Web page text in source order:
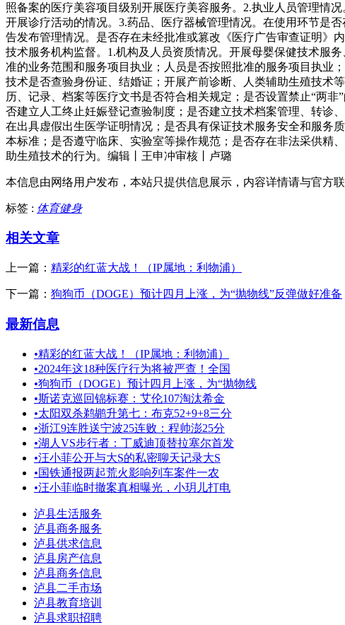
照备案的医疗美容项目级别开展医疗美容服务。2.执业人员管理情
开展诊疗活动的情况。3.药品、医疗器械管理情况。在使用环节是
告发布管理情况。是否存在未经批准或篡改《医疗广告审查证明》
技术服务机构监督。1.机构及人员资质情况。开展母婴保健技术服
准的业务范围和服务项目执业；人员是否按照批准的服务项目执业
技术是否查验身份证、结婚证；开展产前诊断、人类辅助生殖技术
历、记录、档案等医疗文书是否符合相关规定；是否设置禁止“两
否建立人工终止妊娠登记查验制度；是否建立技术档案管理、转诊
在出具虚假出生医学证明情况；是否具有保证技术服务安全和服务
本标准；是否遵守临床、实验室等操作规范；是否存在非法采供精
助生殖技术的行为。编辑丨王申冲审核丨卢璐
本信息由网络用户发布， 本站只提供信息展示，内容详情请与官方联
标签 : 体育健身
相关文章
上一篇： 精彩的红蓝大战！（IP属地：利物浦）
下一篇： 狗狗币（DOGE）预计四月上涨，为“抛物线”反弹做好准备
最新信息
•精彩的红蓝大战！（IP属地：利物浦）
•2024年这18种医疗行为将被严查！全国
•狗狗币（DOGE）预计四月上涨，为“抛物线
•斯诺克巡回锦标赛：艾伦107淘汰希金
•太阳双杀鹈鹕升第七：布克52+9+8三分
•浙江9连胜送宁波25连败：程帅澎25分
•湖人VS步行者：丁威迪顶替拉塞尔首发
•汪小菲公开与大S的私密聊天记录大S
•国铁通报两起荒火影响列车案件一农
•汪小菲临时撤案真相曝光，小玥儿打电
泸县生活服务
泸县商务服务
泸县供求信息
泸县房产信息
泸县商务信息
泸县二手市场
泸县教育培训
泸县求职招聘